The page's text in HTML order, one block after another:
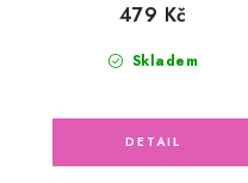
Skladem
479 Kč